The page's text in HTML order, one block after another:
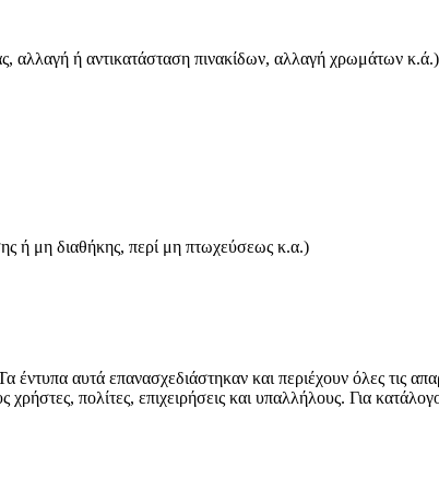
αλλαγή ή αντικατάσταση πινακίδων, αλλαγή χρωμάτων κ.ά.)
ή μη διαθήκης, περί μη πτωχεύσεως κ.α.)
έντυπα αυτά επανασχεδιάστηκαν και περιέχουν όλες τις
πολίτες, επιχειρήσεις και υπαλλήλους. Για